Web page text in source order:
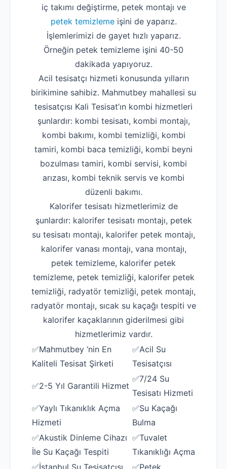
iç takımı değiştirme, petek montajı ve
petek temizlemeişini de yaparız.
İşlemlerimizi de gayet hızlı yaparız.
Örneğin petek temizleme işini 40-50
dakikada yapıyoruz.
Acil tesisatçı hizmeti konusunda yılların
birikimine sahibiz. Mahmutbey mahallesi su
tesisatçısı Kali Tesisat’ın kombi hizmetleri
şunlardır: kombi tesisatı, kombi montajı,
kombi bakımı, kombi temizliği, kombi
tamiri, kombi baca temizliği, kombi beyni
bozulması tamiri, kombi servisi, kombi
arızası, kombi teknik servis ve kombi
düzenli bakımı.
Kalorifer tesisatı hizmetlerimiz de
şunlardır: kalorifer tesisatı montajı, petek
su tesisatı montajı, kalorifer petek montajı,
kalorifer vanası montajı, vana montajı,
petek temizleme, kalorifer petek
temizleme, petek temizliği, kalorifer petek
temizliği, radyatör temizliği, petek montajı,
radyatör montajı, sıcak su kaçağı tespiti ve
kalorifer kaçaklarının giderilmesi gibi
hizmetlerimiz vardır.
✅Mahmutbey ‘nin En
Kaliteli Tesisat Şirketi
✅Acil Su
Tesisatçısı
✅2-5 Yıl Garantili Hizmet
✅7/24 Su
Tesisatı Hizmeti
✅Yaylı Tıkanıklık Açma
Hizmeti
✅Su Kaçağı
Bulma
✅Akustik Dinleme Cihazı
İle Su Kaçağı Tespiti
✅Tuvalet
Tıkanıklığı Açma
✅İstanbul Su Tesisatçısı
✅Petek